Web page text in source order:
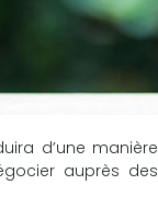
d’une manière
auprès des